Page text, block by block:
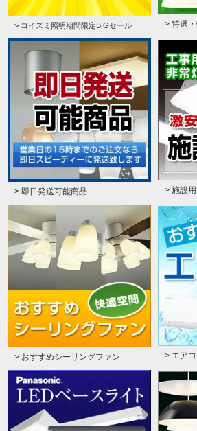
> コイズミ照明期間限定BIGセール > 特選
> 即日発送可能商品 > 施設
> おすすめシーリングファン > エア